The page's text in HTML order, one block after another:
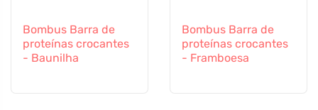
Bombus Barra de
proteínas crocantes
- Baunilha
Bombus Barra de
proteínas crocantes
- Framboesa